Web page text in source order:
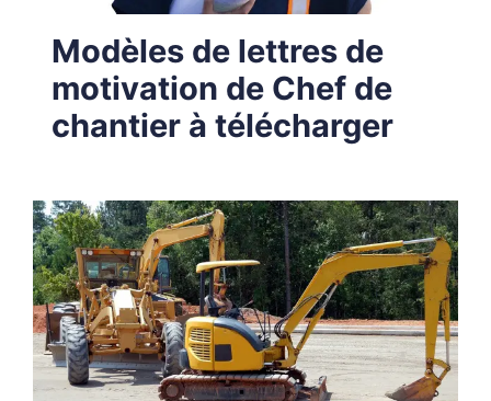
Modèles de lettres de
motivation de Chef de
chantier à télécharger